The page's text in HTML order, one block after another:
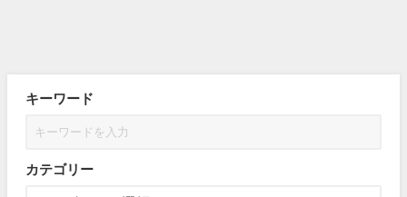
キーワード
カテゴリー